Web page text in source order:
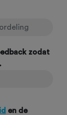
zodat
en de